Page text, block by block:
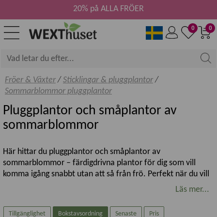
0
0
20% på ALLA FRÖER
Fröer & Växter/ Sticklingar & pluggplantor/
Sommarblommor pluggplantor
Pluggplantor och småplantor av
sommarblommor
Här hittar du pluggplantor och småplantor av
sommarblommor – färdigdrivna plantor för dig som vill
komma igång snabbt utan att så från frö. Perfekt när du vill
fylla krukor, lådor och rabatter med blomning under
rötter.
Läs mer...
Tillgänglighet Bokstavsordning Senaste Pris